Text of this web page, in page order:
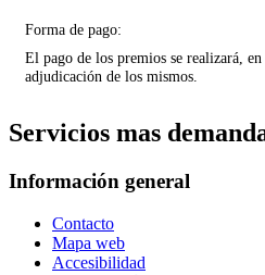
Forma de pago:
El pago de los premios se realizará,
adjudicación de los mismos.
Servicios mas
Información general
Contacto
Mapa web
Accesibilidad